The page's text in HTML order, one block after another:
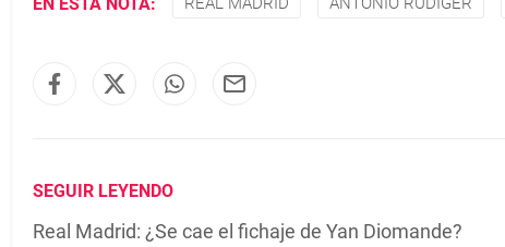
SEGUIR LEYENDO
Real Madrid: ¿Se cae el fichaje de Yan Diomande?